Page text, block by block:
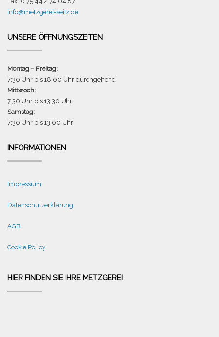
info@metzgerei-seitz.de
UNSERE ÖFFNUNGSZEITEN
Montag – Freitag:
7:30 Uhr bis 18:00 Uhr durchgehend
Mittwoch:
7:30 Uhr bis 13:30 Uhr
Samstag:
7:30 Uhr bis 13:00 Uhr
INFORMATIONEN
Impressum
Datenschutzerklärung
AGB
Cookie Policy
HIER FINDEN SIE IHRE METZGEREI